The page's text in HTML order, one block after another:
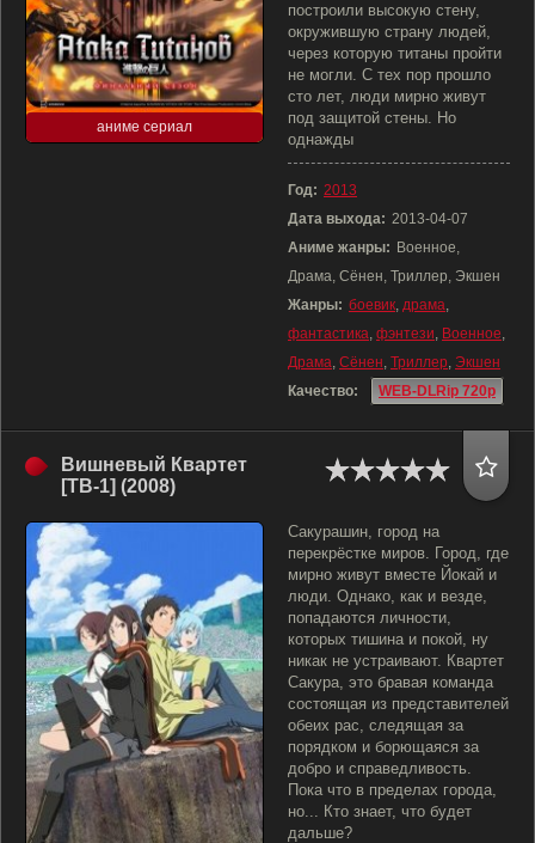
аниме сериал
построили высокую стену,
окружившую страну людей,
через которую титаны пройти
не могли. С тех пор прошло
сто лет, люди мирно живут
под защитой стены. Но
однажды
Год: 2013
Дата выхода: 2013-04-07
Аниме жанры: Военное,
Драма, Сёнен, Триллер, Экшен
Жанры: боевик, драма,
фантастика, фэнтези, Военное,
Драма, Сёнен, Триллер, Экшен
Качество:
WEB-DLRip 720p
Вишневый Квартет
[ТВ-1] (2008)
Сакурашин, город на
перекрёстке миров. Город, где
мирно живут вместе Йокай и
люди. Однако, как и везде,
попадаются личности,
которых тишина и покой, ну
никак не устраивают. Квартет
Сакура, это бравая команда
состоящая из представителей
обеих рас, следящая за
порядком и борющаяся за
добро и справедливость.
Пока что в пределах города,
но... Кто знает, что будет
дальше?